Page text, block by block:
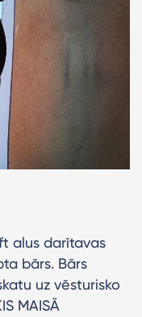
alus darītavas
bārs. Bārs
uz vēsturisko
MAISĀ